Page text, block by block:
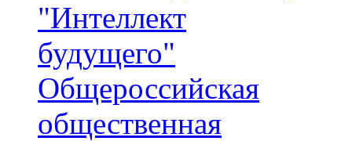
"Интеллект
будущего"
Общероссийская
общественная